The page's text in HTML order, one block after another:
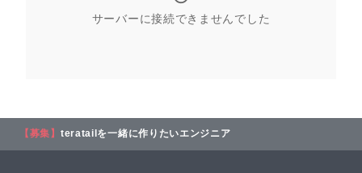
サーバーに接続できませんでした
【募集】 teratailを一緒に作りたいエンジニア